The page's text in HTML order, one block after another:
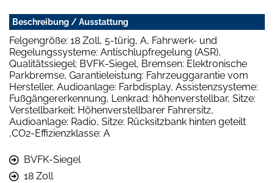
Beschreibung / Ausstattung
Felgengröße: 18 Zoll, 5-türig, A, Fahrwerk- und
Regelungssysteme: Antischlupfregelung (ASR),
Qualitätssiegel: BVFK-Siegel, Bremsen: Elektronische
Parkbremse, Garantieleistung: Fahrzeuggarantie vom
Hersteller, Audioanlage: Farbdisplay, Assistenzsysteme:
Fußgängererkennung, Lenkrad: höhenverstellbar, Sitze:
Verstellbarkeit: Höhenverstellbarer Fahrersitz,
Audioanlage: Radio, Sitze: Rücksitzbank hinten geteilt
,CO2-Effizienzklasse: A
BVFK-Siegel
18 Zoll